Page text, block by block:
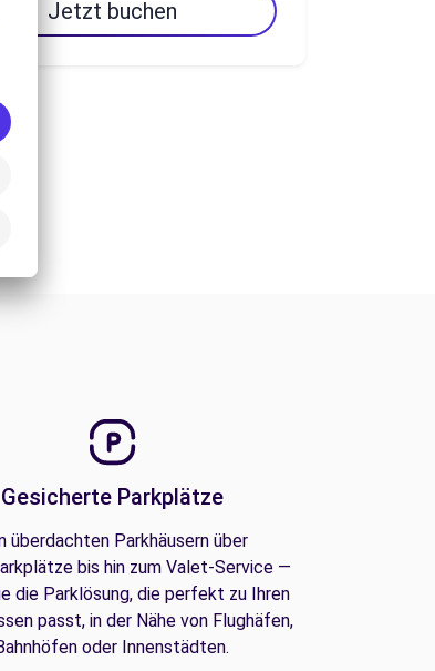
Jetzt buchen
Gesicherte Parkplätze
überdachten Parkhäusern über
bis hin zum Valet-Service —
die Parklösung, die perfekt zu Ihren
passt, in der Nähe von Flughäfen,
oder Innenstädten.